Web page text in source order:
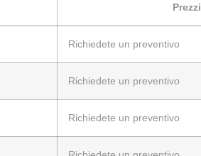
Prezzi
Richiedete un preventivo
Richiedete un preventivo
Richiedete un preventivo